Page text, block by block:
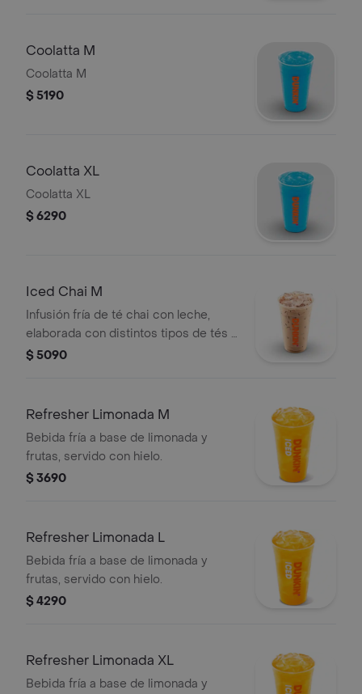
Coolatta M
Coolatta M
$ 5190
Coolatta XL
Coolatta XL
$ 6290
Iced Chai M
Infusión fría de té chai con leche,
elaborada con distintos tipos de tés y
especias.
$ 5090
Refresher Limonada M
Bebida fría a base de limonada y
frutas, servido con hielo.
$ 3690
Refresher Limonada L
Bebida fría a base de limonada y
frutas, servido con hielo.
$ 4290
Refresher Limonada XL
Bebida fría a base de limonada y